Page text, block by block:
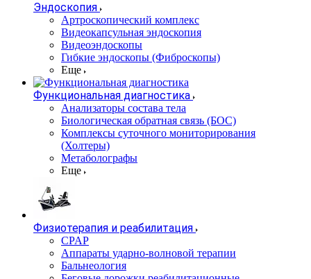
Эндоскопия
Артроскопический комплекс
Видеокапсульная эндоскопия
Видеоэндоскопы
Гибкие эндоскопы (Фиброcкопы)
Еще
Функциональная диагностика
Анализаторы состава тела
Биологическая обратная связь (БОС)
Комплексы суточного мониторирования
(Холтеры)
Метаболографы
Еще
Физиотерапия и реабилитация
CPAP
Аппараты ударно-волновой терапии
Бальнеология